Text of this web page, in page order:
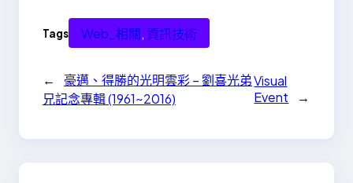
Tags Web_相關, 資訊技術
←
豪邁、得勝的光明雲彩 – 劉喜光弟
兄記念專輯 (1961~2016)
Visual
Event
→